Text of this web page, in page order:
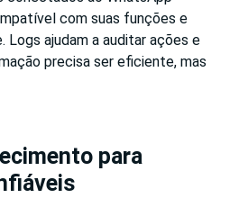
com suas funções e
Logs ajudam a auditar ações e
precisa ser eficiente, mas
para